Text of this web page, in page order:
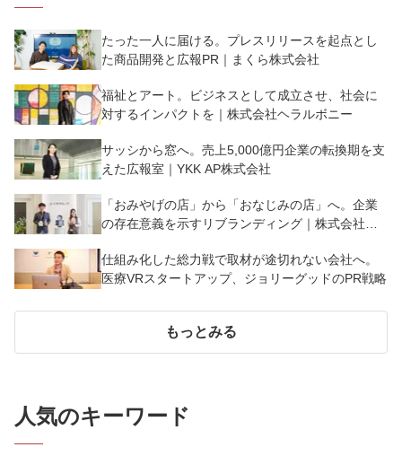
たった一人に届ける。プレスリリースを起点とし
た商品開発と広報PR｜まくら株式会社
福祉とアート。ビジネスとして成立させ、社会に
対するインパクトを｜株式会社ヘラルボニー
サッシから窓へ。売上5,000億円企業の転換期を支
えた広報室｜YKK AP株式会社
「おみやげの店」から「おなじみの店」へ。企業
の存在意義を示すリブランディング｜株式会社よ
仕組み化した総力戦で取材が途切れない会社へ。
医療VRスタートアップ、ジョリーグッドのPR戦略
もっとみる
人気のキーワード